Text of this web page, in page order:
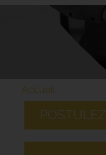
Accueil
POSTULEZ